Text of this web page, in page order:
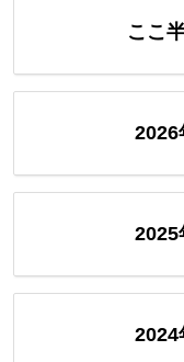
ここ
2026
2025
2024